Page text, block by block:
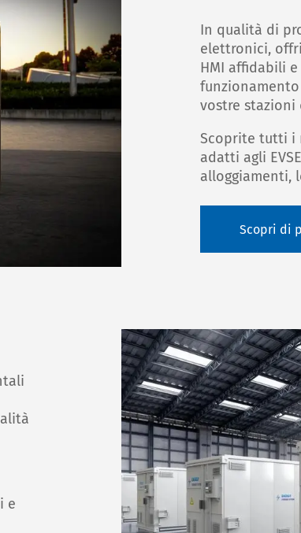
In qualità di
elettronici,
HMI affidabili
vostre
Scoprite tutti i
adatti agli
alloggiamenti,
Scopri di
e